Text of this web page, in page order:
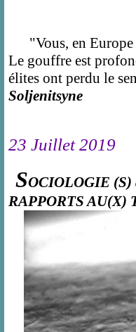
"Vous, en Europe
Le gouffre est
élites ont perdu le
Soljenitsyne
23 Juillet 2019
SOCIOLOGIE
RAPPORTS AU(X)